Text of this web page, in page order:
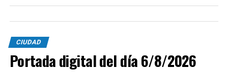
CIUDAD
Portada digital del día 6/8/2026